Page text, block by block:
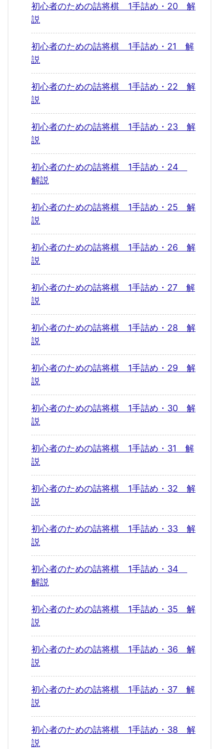
初心者のための詰将棋 1手詰め・20 解
説
初心者のための詰将棋 1手詰め・21 解
説
初心者のための詰将棋 1手詰め・22 解
説
初心者のための詰将棋 1手詰め・23 解
説
初心者のための詰将棋 1手詰め・24
解説
初心者のための詰将棋 1手詰め・25 解
説
初心者のための詰将棋 1手詰め・26 解
説
初心者のための詰将棋 1手詰め・27 解
説
初心者のための詰将棋 1手詰め・28 解
説
初心者のための詰将棋 1手詰め・29 解
説
初心者のための詰将棋 1手詰め・30 解
説
初心者のための詰将棋 1手詰め・31 解
説
初心者のための詰将棋 1手詰め・32 解
説
初心者のための詰将棋 1手詰め・33 解
説
初心者のための詰将棋 1手詰め・34
解説
初心者のための詰将棋 1手詰め・35 解
説
初心者のための詰将棋 1手詰め・36 解
説
初心者のための詰将棋 1手詰め・37 解
説
初心者のための詰将棋 1手詰め・38 解
説